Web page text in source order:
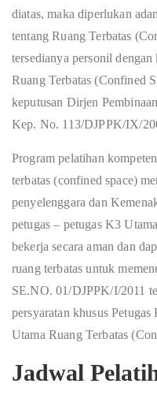
diatas, maka diperlukan
tentang Ruang Terbatas
tersedianya personil
Ruang Terbatas (Confined
keputusan Dirjen
Kep. No. 113/DJPPK/IX/
Program pelatihan
terbatas (confined space)
penyelenggara dan
petugas – petugas K3
bekerja secara aman dan
ruang terbatas untuk
SE.NO. 01/DJPPK/I/2011
persyaratan khusus
Utama Ruang Terbatas
Jadwal